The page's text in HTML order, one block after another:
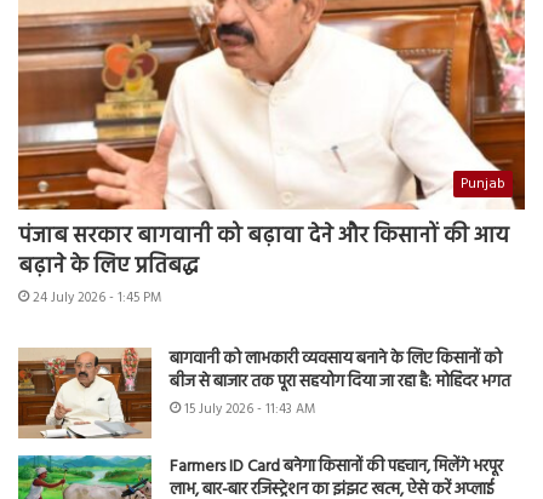
Punjab
पंजाब सरकार बागवानी को बढ़ावा देने और किसानों की आय
बढ़ाने के लिए प्रतिबद्ध
24 July 2026 - 1:45 PM
बागवानी को लाभकारी व्यवसाय बनाने के लिए किसानों को
बीज से बाजार तक पूरा सहयोग दिया जा रहा है: मोहिंदर भगत
15 July 2026 - 11:43 AM
Farmers ID Card बनेगा किसानों की पहचान, मिलेंगे भरपूर
लाभ, बार-बार रजिस्ट्रेशन का झंझट खत्म, ऐसे करें अप्लाई